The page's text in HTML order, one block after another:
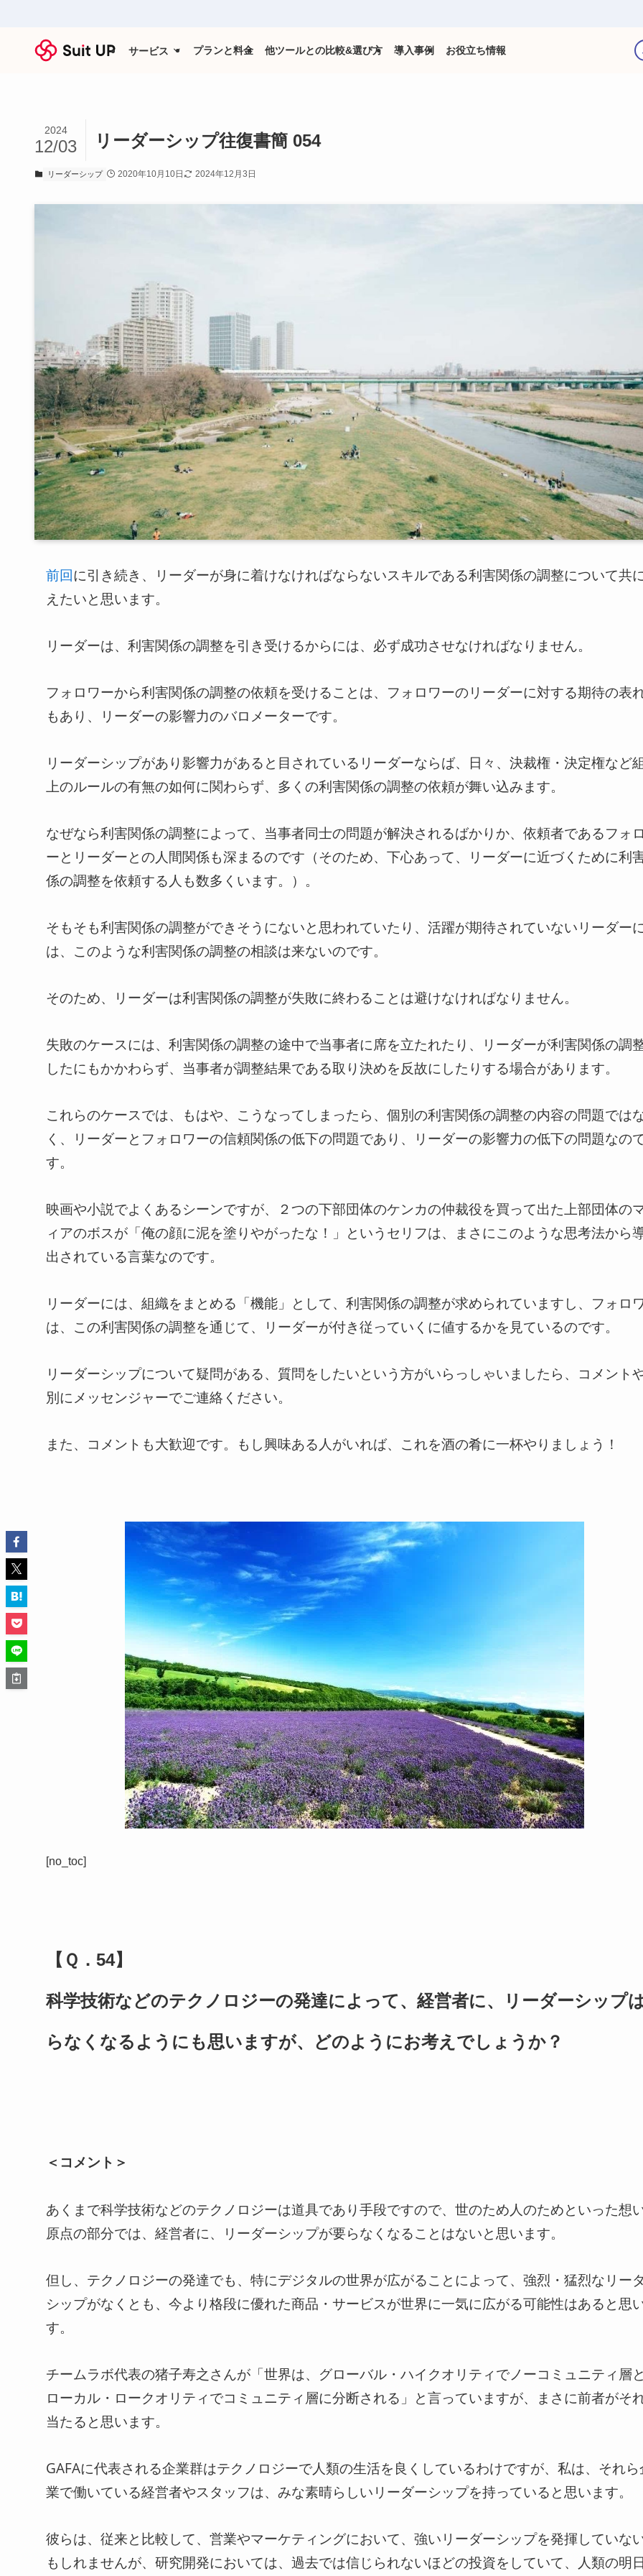
サービス プランと料金 他ツールとの比較&選び方 導入事例 お役立ち情報
リーダーシップ往復書簡 054
2024
12/03
リーダーシップ 2020年10月10日 2024年12月3日
前回に引き続き、リーダーが身に着けなければならないスキルである利害関係の調整について共
えたいと思います。
リーダーは、利害関係の調整を引き受けるからには、必ず成功させなければなりません。
フォロワーから利害関係の調整の依頼を受けることは、フォロワーのリーダーに対する期待の表
もあり、リーダーの影響力のバロメーターです。
リーダーシップがあり影響力があると目されているリーダーならば、日々、決裁権・決定権など
上のルールの有無の如何に関わらず、多くの利害関係の調整の依頼が舞い込みます。
なぜなら利害関係の調整によって、当事者同士の問題が解決されるばかりか、依頼者であるフォ
ーとリーダーとの人間関係も深まるのです（そのため、下心あって、リーダーに近づくために利
係の調整を依頼する人も数多くいます。）。
そもそも利害関係の調整ができそうにないと思われていたり、活躍が期待されていないリーダー
は、このような利害関係の調整の相談は来ないのです。
そのため、リーダーは利害関係の調整が失敗に終わることは避けなければなりません。
失敗のケースには、利害関係の調整の途中で当事者に席を立たれたり、リーダーが利害関係の調
したにもかかわらず、当事者が調整結果である取り決めを反故にしたりする場合があります。
これらのケースでは、もはや、こうなってしまったら、個別の利害関係の調整の内容の問題では
く、リーダーとフォロワーの信頼関係の低下の問題であり、リーダーの影響力の低下の問題なの
す。
映画や小説でよくあるシーンですが、２つの下部団体のケンカの仲裁役を買って出た上部団体の
ィアのボスが「俺の顔に泥を塗りやがったな！」というセリフは、まさにこのような思考法から
出されている言葉なのです。
リーダーには、組織をまとめる「機能」として、利害関係の調整が求められていますし、フォロ
は、この利害関係の調整を通じて、リーダーが付き従っていくに値するかを見ているのです。
リーダーシップについて疑問がある、質問をしたいという方がいらっしゃいましたら、コメント
別にメッセンジャーでご連絡ください。
また、コメントも大歓迎です。もし興味ある人がいれば、これを酒の肴に一杯やりましょう！
[no_toc]
【Ｑ．54】
科学技術などのテクノロジーの発達によって、経営者に、リーダーシップ
らなくなるようにも思いますが、どのようにお考えでしょうか？
＜コメント＞
あくまで科学技術などのテクノロジーは道具であり手段ですので、世のため人のためといった想
原点の部分では、経営者に、リーダーシップが要らなくなることはないと思います。
但し、テクノロジーの発達でも、特にデジタルの世界が広がることによって、強烈・猛烈なリー
シップがなくとも、今より格段に優れた商品・サービスが世界に一気に広がる可能性はあると思
す。
チームラボ代表の猪子寿之さんが「世界は、グローバル・ハイクオリティでノーコミュニティ層と
ローカル・ロークオリティでコミュニティ層に分断される」と言っていますが、まさに前者がそ
当たると思います。
GAFAに代表される企業群はテクノロジーで人類の生活を良くしているわけですが、私は、それら
業で働いている経営者やスタッフは、みな素晴らしいリーダーシップを持っていると思います。
彼らは、従来と比較して、営業やマーケティングにおいて、強いリーダーシップを発揮していな
もしれませんが、研究開発においては、過去では信じられないほどの投資をしていて、人類の明